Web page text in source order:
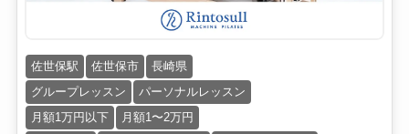
佐世保駅 佐世保市
長崎県
グループレッスン
パーソナルレッスン
月額1万円以下
月額1〜2万円